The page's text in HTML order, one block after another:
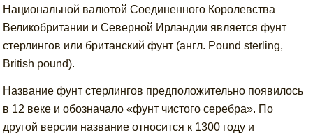
Национальной валютой Соединенного Королевства
Великобритании и Северной Ирландии является фунт
стерлингов или британский фунт (англ. Pound sterling,
British pound).
Название фунт стерлингов предположительно появилось
в 12 веке и обозначало «фунт чистого серебра». По
другой версии название относится к 1300 году и